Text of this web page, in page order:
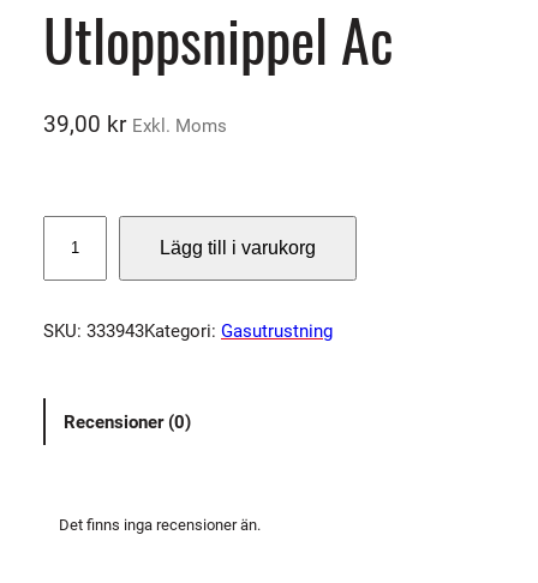
Utloppsnippel Ac
39,00 kr Exkl. Moms
l
p
s
Lägg till i varukorg
SKU: 333943Kategori: Gasutrustning
Recensioner (0)
Det finns inga recensioner än.